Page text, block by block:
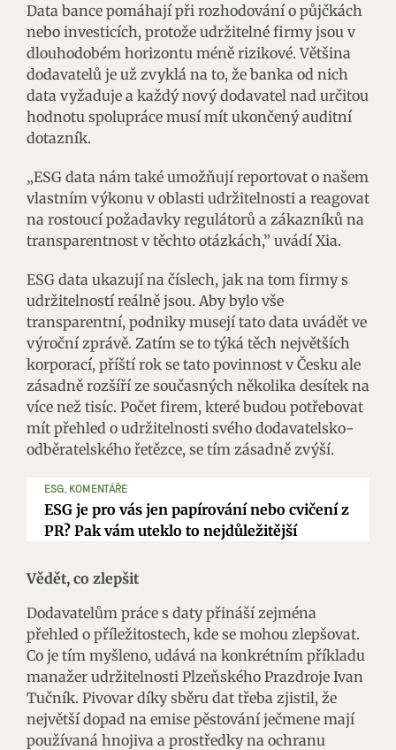
Data bance pomáhají při rozhodování o půjčkách
nebo investicích, protože udržitelné firmy jsou v
dlouhodobém horizontu méně rizikové. Většina
dodavatelů je už zvyklá na to, že banka od nich
data vyžaduje a každý nový dodavatel nad určitou
hodnotu spolupráce musí mít ukončený auditní
dotazník.
„ESG data nám také umožňují reportovat o našem
vlastním výkonu v oblasti udržitelnosti a reagovat
na rostoucí požadavky regulátorů a zákazníků na
transparentnost v těchto otázkách,” uvádí Xia.
ESG data ukazují na číslech, jak na tom firmy s
udržitelností reálně jsou. Aby bylo vše
transparentní, podniky musejí tato data uvádět ve
výroční zprávě. Zatím se to týká těch největších
korporací, příští rok se tato povinnost v Česku ale
zásadně rozšíří ze současných několika desítek na
více než tisíc. Počet firem, které budou potřebovat
mít přehled o udržitelnosti svého dodavatelsko-
odběratelského řetězce, se tím zásadně zvýší.
ESG, KOMENTÁŘE
ESG je pro vás jen papírování nebo cvičení z
PR? Pak vám uteklo to nejdůležitější
Vědět, co zlepšit
Dodavatelům práce s daty přináší zejména
přehled o příležitostech, kde se mohou zlepšovat.
Co je tím myšleno, udává na konkrétním příkladu
manažer udržitelnosti Plzeňského Prazdroje Ivan
Tučník. Pivovar díky sběru dat třeba zjistil, že
největší dopad na emise pěstování ječmene mají
používaná hnojiva a prostředky na ochranu